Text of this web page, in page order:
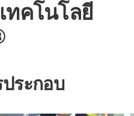
ทคโนโลยี
ระกอบ